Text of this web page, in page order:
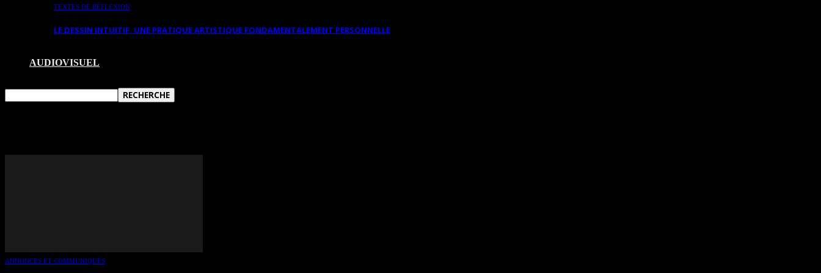
TEXTES DE RÉFLEXION
LE DESSIN INTUITIF. UNE PRATIQUE ARTISTIQUE FONDAMENTALEMENT PERSONNELLE
AUDIOVISUEL
ANNONCES ET COMMUNIQUÉS